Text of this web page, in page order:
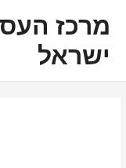
לתוכןמרכז
ישראל